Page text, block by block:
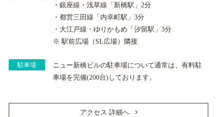
・銀座線・浅草線「新橋駅」2分
・都営三田線「内幸町駅」3分
・大江戸線・ゆりかもめ「汐留駅」3分
※ 駅前広場（SL広場）隣接
駐車場
ニュー新橋ビルの駐車場について通常は、有料駐
車場を完備(200台)しております。
アクセス 詳細へ